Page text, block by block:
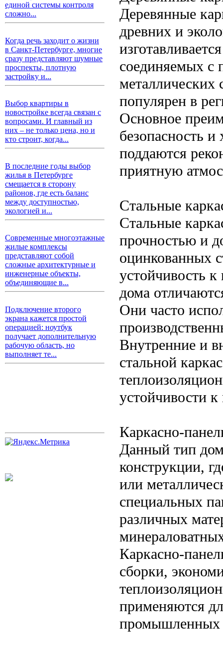
единой системы контроля
сложно...
Когда речь заходит о жизни
в Санкт-Петербурге, многие
сразу представляют шумные
проспекты, плотную
застройку и...
Выбор квартиры в
новостройке всегда связан с
вопросами. И главный из
них – не только цена, но и
кто строит, когда...
В последние годы выбор
жилья в Петербурге
смещается в сторону
районов, где есть баланс
между доступностью,
экологией и...
Современные многоэтажные
жилые комплексы
представляют собой
сложные архитектурные и
инженерные объекты,
объединяющие в...
Подключение второго
экрана кажется простой
операцией: ноутбук
получает дополнительную
рабочую область, но
выполняет те...
Деревянные
древних и
соединяемых с
металлических
популярен в
Основное
безопасность
поддаются
приятную
Стальные
Стальные
прочностью и
оцинкованных
устойчивость
дома
Они часто
Внутренние и
стальной
устойчивости
Каркасно-
Данный тип
конструкции,
или
специальных
различных
Каркасно-
сборки,
применяются
промышленных